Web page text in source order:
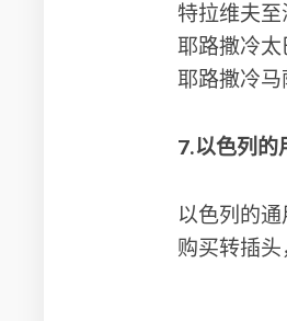
特拉维夫
耶路撒冷
耶路撒冷
7.以色列的
以色列的
购买转插头